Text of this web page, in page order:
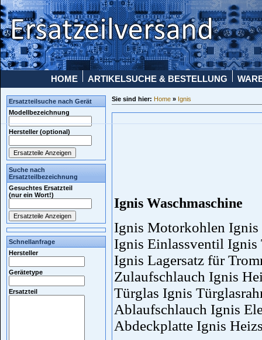
HOME ARTIKELSUCHE & BESTELLUNG
Ersatzteilsuche nach Gerät
Modellbezeichnung
Hersteller (optional)
Suche nach
Ersatzteilbezeichnung
Gesuchtes Ersatzteil
(nur ein Wort!)
Schnellanfrage
Hersteller
Gerätetype
Ersatzteil
Sie sind hier: Home » Ignis
Ignis Waschmaschine
Ignis Motorkohlen Ignis
Ignis Einlassventil Ignis
Ignis Lagersatz für
Zulaufschlauch Ignis
Türglas Ignis
Ablaufschlauch Ignis
Abdeckplatte Ignis